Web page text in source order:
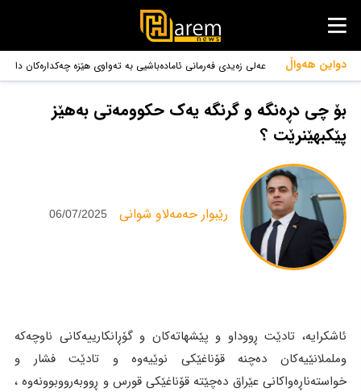
دواین هەواڵ
عەلی زەیدی فەرمانی ئامادەباشیی بە تەواوی هێزە چەکدارەکان دا
بۆ سەندنەوەی چەک لە گرووپەکان
بۆ چى دڕەنگە و گرنگە یەک حکوومەتى بەهێز
پێکبهێنرێت ؟
‌رێبوار حەمەلاو شوانی 06/07/2025
ئاشکرایە، تادێت ڕووداو و پێشهاتەکان و گۆڕانکارییەکانى ناوچەکە
وململانێیەکان دەچنە قۆناغێکى نوێیەوە و تادێت فشار و
خواستەناڕەواکانى عێراق دەچێتە قۆناغێکى قورس و ڕووبەرووبوونەوە ،